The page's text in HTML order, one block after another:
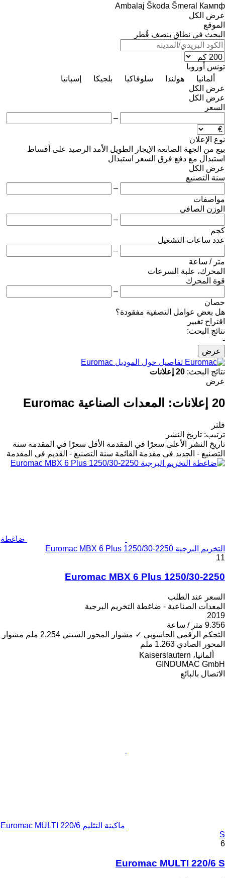
Ambalaj Škoda Šmeral
Кампф
عرض الكل
الموقع
البحث في نطاق بنصف قُطر
تونس أوروبا
ألمانيا
هولندا سلوفاكيا بلجيكا
إسبانيا
عرض الكل
عرض الكل
السعر
–
نوع الإعلان
بيع من الجهة الصانعة الإيجار الطويل الأمد الرصيد على أقساط
استبدال مع دفع فرق السعر
استبدال
عرض الكل
سنة التصنيع
–
مواصفات
الوزن الصافي
–
كجم
عدد ساعات التشغيل
–
متر / ساعة
المحرك، علبة السرعات
قوة المحرك
–
حصان
هل بعض عوامل التصفية مفقودة؟
اقتراح تغيير
نتائج البحث:
-
عرض
تفاصيل حول الموديل Euromac
نتائج البحث: 20 إعلانات
عرض
20 إعلانات: المعدات الصناعية Euromac
فلتر
ترتيب: تاريخ النشر
تاريخ النشر
الأعلى سعرًا في المقدمة الأقل سعرًا في المقدمة سنة
التصنيع - الجديد في مقدمة القائمة سنة التصنيع - القديم في المقدمة
ضاغطة
التخريم البرجية Euromac MBX 6 Plus 1250/30-2250
11
Euromac MBX 6 Plus 1250/30-2250
السعر عند الطلب
المعدات الصناعية - ضاغطة التخريم البرجية
2019
9.356 متر / ساعة
التحكم الرقمي الحاسوبي ✓ مشوار المحور السيني 2.254 ملم
مشوار
المحور الصادي 1.263 ملم
ألمانيا، Kaiserslautern
GINDUMAC GmbH
الاتصال بالبائع
ماكينة التثليم Euromac MULTI 220/6
S
6
Euromac MULTI 220/6 S